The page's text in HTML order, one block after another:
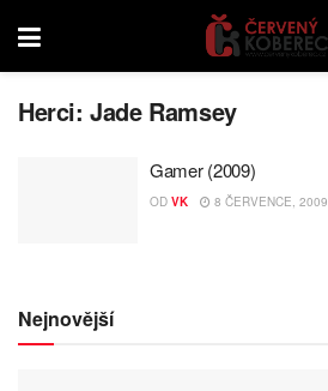
Herci:Jade Ramsey
Gamer (2009)
OD VK 8 ČERVENCE, 2009
Nejnovější